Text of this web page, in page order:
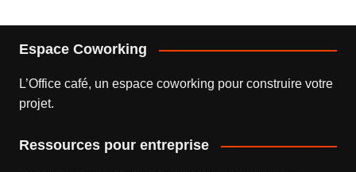
Espace Coworking
L’Office café, un espace coworking pour construire votre
projet.
Ressources pour entreprise